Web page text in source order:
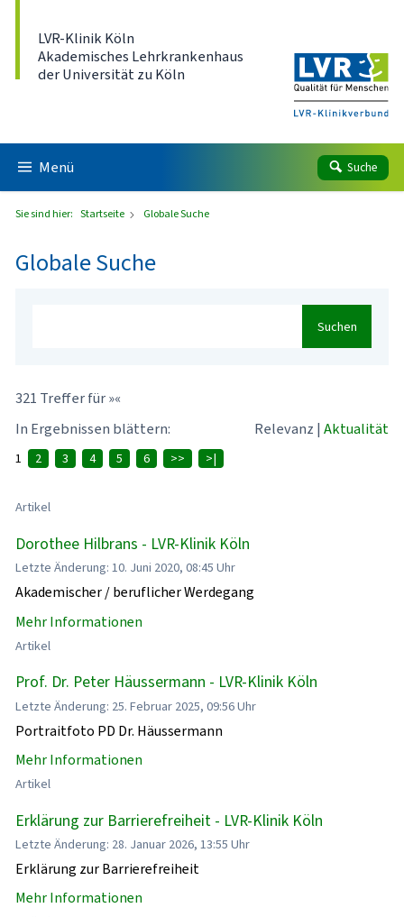
LVR-Klinik Köln
Akademisches Lehrkrankenhaus
der Universität zu Köln
Menü Suche
Sie sind hier: Startseite Globale Suche
Globale Suche
Suchen
321 Treffer für »«
In Ergebnissen blättern:
Relevanz | Aktualität
1 2 3 4 5 6 >> >|
Artikel
Dorothee Hilbrans - LVR-Klinik Köln
Letzte Änderung: 10. Juni 2020, 08:45 Uhr
Akademischer / beruflicher Werdegang
Mehr Informationen
Artikel
Prof. Dr. Peter Häussermann - LVR-Klinik Köln
Letzte Änderung: 25. Februar 2025, 09:56 Uhr
Portraitfoto PD Dr. Häussermann
Mehr Informationen
Artikel
Erklärung zur Barrierefreiheit - LVR-Klinik Köln
Letzte Änderung: 28. Januar 2026, 13:55 Uhr
Erklärung zur Barrierefreiheit
Mehr Informationen